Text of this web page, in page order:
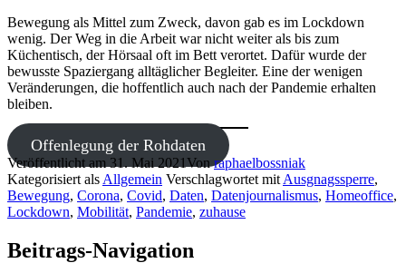
Bewegung als Mittel zum Zweck, davon gab es im Lockdown
wenig. Der Weg in die Arbeit war nicht weiter als bis zum
Küchentisch, der Hörsaal oft im Bett verortet. Dafür wurde der
bewusste Spaziergang alltäglicher Begleiter. Eine der wenigen
Veränderungen, die hoffentlich auch nach der Pandemie erhalten
bleiben.
Offenlegung der Rohdaten
Veröffentlicht am 31. Mai 2021Vonraphaelbossniak
Kategorisiert als Allgemein Verschlagwortet mit Ausgnagssperre,
Bewegung, Corona, Covid, Daten, Datenjournalismus, Homeoffice,
Lockdown, Mobilität, Pandemie, zuhause
Beitrags-Navigation